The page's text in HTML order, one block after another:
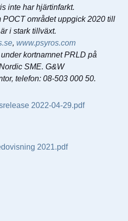
inte har hjärtinfarkt.
området uppgick 2020 till
i stark tillväxt.
, www.psyros.com
kortnamnet PRLD på
SME. G&W
telefon: 08-503 000 50.
2022-04-29.pdf
2021.pdf